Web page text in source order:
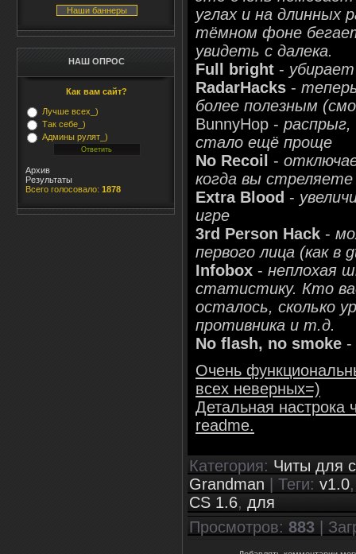
Наши баннеры
НАШ ОПРОС
Как вам сайт?
Лучше всех_)
Так себе_)
Админы рулят_)
Архив
Результаты
Всего голосовало: 1878
углах и на длинных
тёмном фоне
увидеть с далека.
Full bright -
RadarHacks -
более полезным
BunnyHop -
стало ещё проще
No Recoil
-
когда вы
Extra Blood -
игре
3rd Person Hack -
первого лица (как в
Infobox - неплохая
статистику. Кто
осталось, сколько
противника и т.д.
No flash, no smoke -
Очень
всех неверных=)
Детальная настрока
readme.
Категория: Читы для
Grandman | Теги: v1.0
CS 1.6, для
Просмотров: 883 |